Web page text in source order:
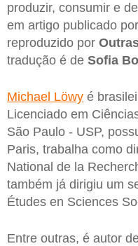
produzir, consumir e
em artigo publicado por
reproduzido por
tradução é de Sofia
Michael Löwy é
Licenciado em
São Paulo - USP,
Paris, trabalha como
National de la
também já dirigiu um
Études en Sciences
Entre outras, é autor